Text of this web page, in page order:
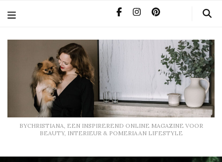
BYCHRISTIANA, EEN INSPIREREND ONLINE MAGAZINE VOOR
BEAUTY, INTERIEUR & POMERIAAN LIFESTYLE